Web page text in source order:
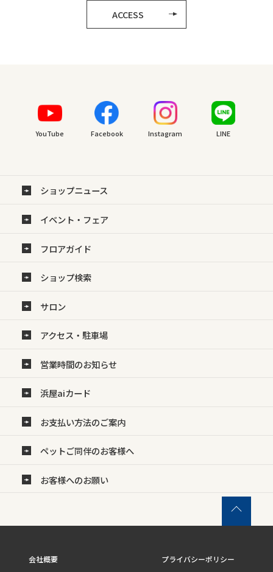
ACCESS
YouTube Facebook Instagram LINE
ショップニュース
イベント・フェア
フロアガイド
ショップ検索
サロン
アクセス・駐車場
営業時間のお知らせ
浜屋aiカード
お支払い方法のご案内
ペットご同伴のお客様へ
お客様へのお願い
会社概要 プライバシーポリシー